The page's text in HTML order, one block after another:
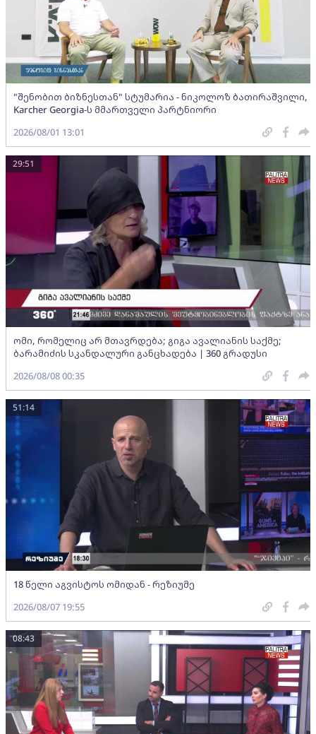
"შენობით ბიზნესთან" სტუმარია - ნიკოლოზ ბათირაშვილი,
Karcher Georgia-ს მმართველი პარტნიორი
2026/08/01 13:01
ომი, რომელიც არ მთავრდება; გიგა ავალიანის საქმე;
ბარამიძის სკანდალური განცხადება | 360 გრადუსი
29:51
2026/08/08 00:35
18 წელი აგვისტოს ომიდან - რეზიუმე
51:14
2026/08/07 19:55
08:43